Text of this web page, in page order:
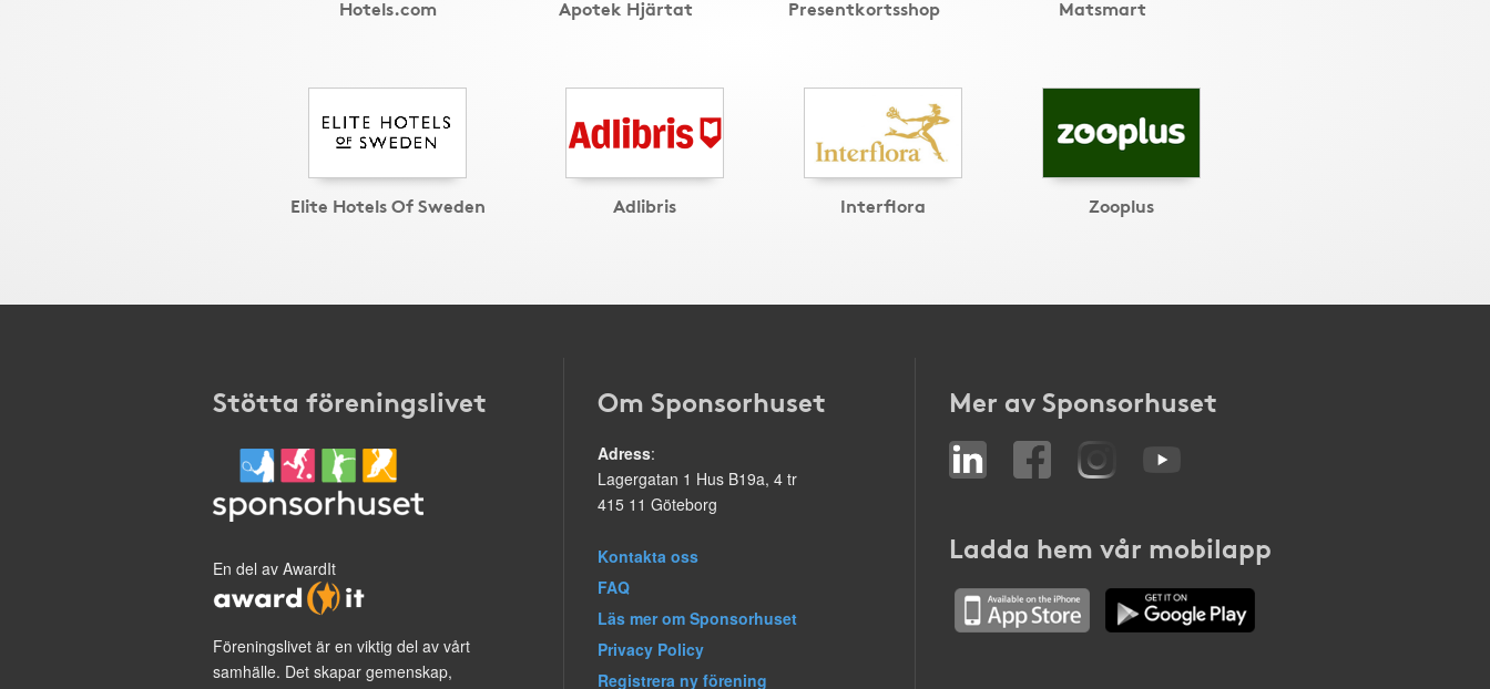
Hotels.com Apotek Hjärtat Presentkortsshop Matsmart
Elite Hotels Of Sweden Adlibris Interflora Zooplus
Stötta föreningslivet
En del av AwardIt
Föreningslivet är en viktig del av vårt
samhälle. Det skapar gemenskap,
Om Sponsorhuset
Adress:
Lagergatan 1 Hus B19a, 4 tr
415 11 Göteborg
Kontakta oss
FAQ
Läs mer om Sponsorhuset
Privacy Policy
Registrera ny förening
Mer av Sponsorhuset
Ladda hem vår mobilapp